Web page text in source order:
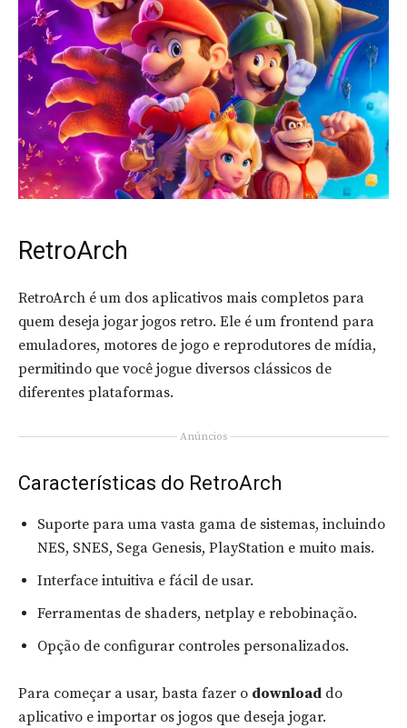
RetroArch
RetroArch é um dos aplicativos mais completos para
quem deseja jogar jogos retro. Ele é um frontend para
emuladores, motores de jogo e reprodutores de mídia,
permitindo que você jogue diversos clássicos de
diferentes plataformas.
Anúncios
Características do RetroArch
Suporte para uma vasta gama de sistemas, incluindo
NES, SNES, Sega Genesis, PlayStation e muito mais.
Interface intuitiva e fácil de usar.
Ferramentas de shaders, netplay e rebobinação.
Opção de configurar controles personalizados.
Para começar a usar, basta fazer o download do
aplicativo e importar os jogos que deseja jogar.